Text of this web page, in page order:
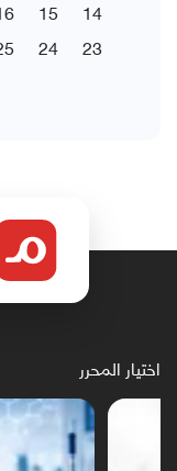
14
15
23
24
اختيار المحرر